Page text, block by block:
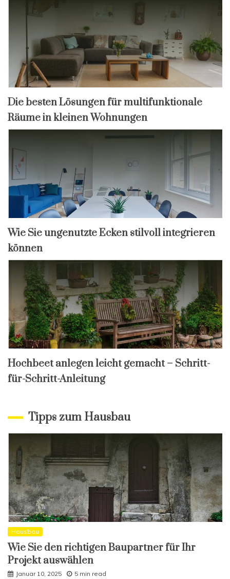
Die besten Lösungen für multifunktionale
Räume in kleinen Wohnungen
Wie Sie ungenutzte Ecken stilvoll integrieren
können
Hochbeet anlegen leicht gemacht – Schritt-
für-Schritt-Anleitung
Tipps zum Hausbau
Hausbau
Wie Sie den richtigen Baupartner für Ihr
Projekt auswählen
Januar 10, 2025 5 min read